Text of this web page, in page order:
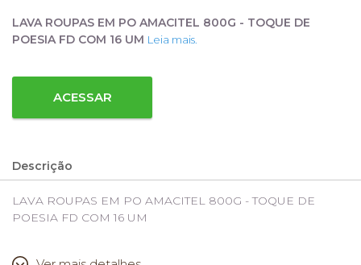
LAVA ROUPAS EM PO AMACITEL 800G - TOQUE DE
POESIA FD COM 16 UM Leia mais.
ACESSAR
Descrição
LAVA ROUPAS EM PO AMACITEL 800G - TOQUE DE
POESIA FD COM 16 UM